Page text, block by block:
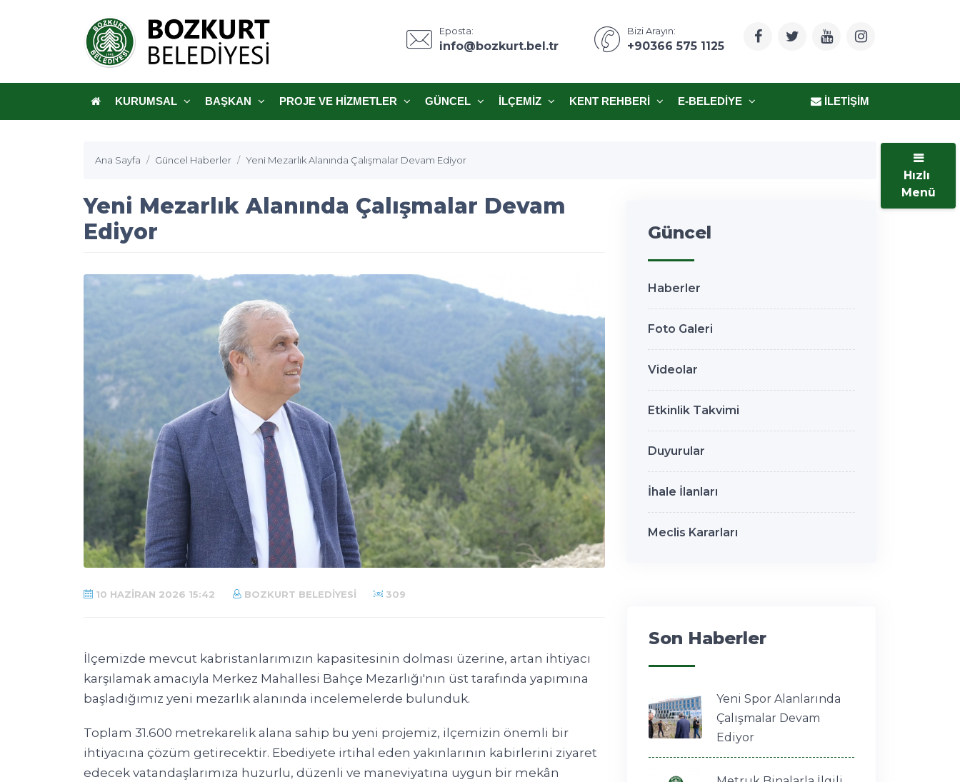
Eposta:
info@bozkurt.bel.tr
Bizi Arayın:
+90366 575 1125
KURUMSAL BAŞKAN PROJE VE HIZMETLER GÜNCEL İLÇEMIZ KENT REHBERI E-BELEDIYE İLETIŞIM
Ana Sayfa Güncel Haberler Yeni Mezarlık Alanında Çalışmalar Devam Ediyor
Yeni Mezarlık Alanında Çalışmalar Devam
Ediyor
10 HAZIRAN 2026 15:42 BOZKURT BELEDIYESI 309
İlçemizde mevcut kabristanlarımızın kapasitesinin dolması üzerine, artan ihtiyacı
karşılamak amacıyla Merkez Mahallesi Bahçe Mezarlığı'nın üst tarafında yapımına
başladığımız yeni mezarlık alanında incelemelerde bulunduk.
Toplam 31.600 metrekarelik alana sahip bu yeni projemiz, ilçemizin önemli bir
ihtiyacına çözüm getirecektir. Ebediyete irtihal eden yakınlarının kabirlerini ziyaret
edecek vatandaşlarımıza huzurlu, düzenli ve maneviyatına uygun bir mekân
Güncel
Haberler
Foto Galeri
Videolar
Etkinlik Takvimi
Duyurular
İhale İlanları
Meclis Kararları
Son Haberler
Yeni Spor Alanlarında
Çalışmalar Devam
Ediyor
Hızlı
Menü